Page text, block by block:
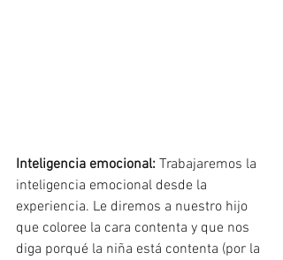
Inteligencia emocional: Trabajaremos la
inteligencia emocional desde la
experiencia. Le diremos a nuestro hijo
que coloree la cara contenta y que nos
diga porqué la niña está contenta (por la